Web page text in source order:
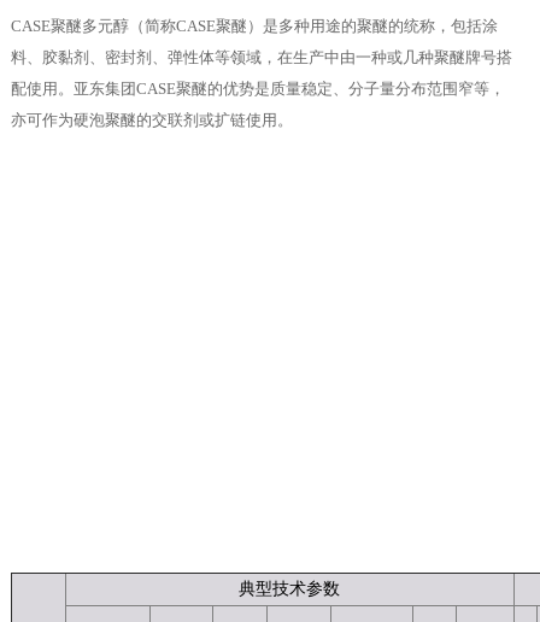
CASE聚醚多元醇（简称CASE聚醚）是多种用途的聚醚的统称，包括涂
料、胶黏剂、密封剂、弹性体等领域，在生产中由一种或几种聚醚牌号搭
配使用。亚东集团CASE聚醚的优势是质量稳定、分子量分布范围窄等，
亦可作为硬泡聚醚的交联剂或扩链使用。
典型技术参数